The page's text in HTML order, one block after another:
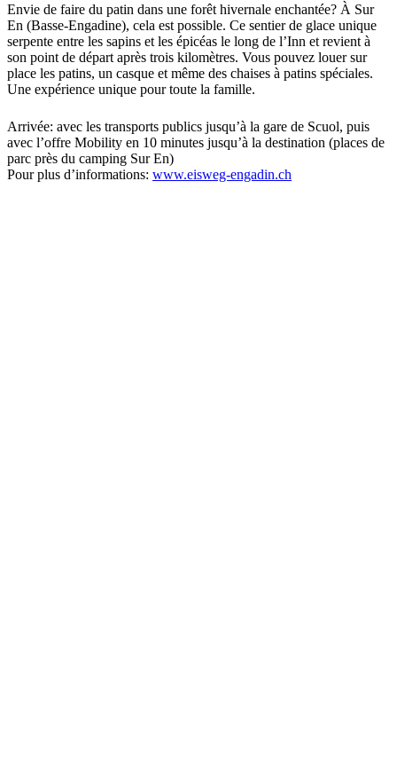
Envie de faire du patin dans une forêt hivernale enchantée? À Sur
En (Basse-Engadine), cela est possible. Ce sentier de glace unique
serpente entre les sapins et les épicéas le long de l’Inn et revient à
son point de départ après trois kilomètres. Vous pouvez louer sur
place les patins, un casque et même des chaises à patins spéciales.
Une expérience unique pour toute la famille.
Arrivée: avec les transports publics jusqu’à la gare de Scuol, puis
avec l’offre Mobility en 10 minutes jusqu’à la destination (places de
parc près du camping Sur En)
Pour plus d’informations: www.eisweg-engadin.ch